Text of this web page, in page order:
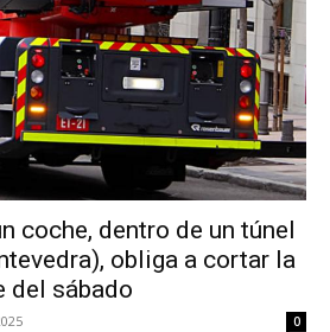
coche, dentro de un túnel
obliga a cortar la
del sábado
0